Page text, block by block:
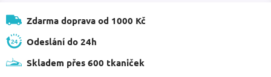
Zdarma doprava od 1000 Kč
Odeslání do 24h
Skladem přes 600 tkaniček